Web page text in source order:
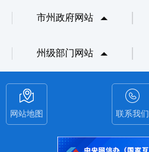
市州政府网站
州级部门网站
网站地图 联系我们